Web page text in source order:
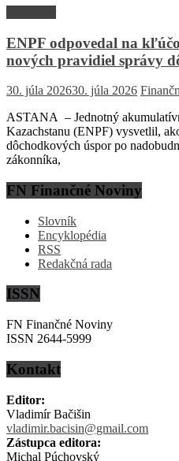
ENPF odpovedal na
nových pravidiel správy
30. júla 202630. júla 2026
ASTANA – Jednotný
Kazachstanu (ENPF) vysvetlil,
dôchodkových úspor po
zákonníka,
FN Finančné Noviny
Slovník
Encyklopédia
RSS
Redakčná rada
ISSN
FN Finančné Noviny
ISSN 2644-5999
Kontakt
Editor:
Vladimír Bačišin
vladimir.bacisin@gmail.com
Zástupca editora:
Michal Púchovský